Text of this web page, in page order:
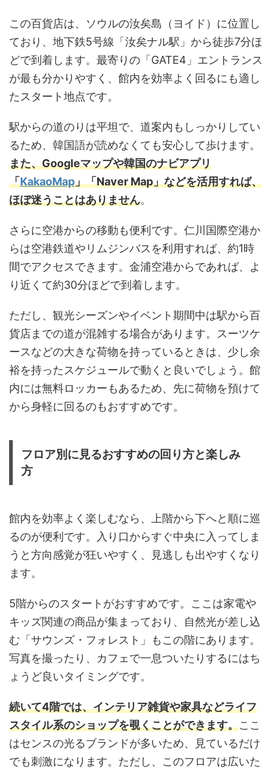
この百貨店は、ソウルの汝矣島（ヨイド）に位置し
ており、地下鉄5号線「汝矣ナル駅」から徒歩7分ほ
どで到着します。最寄りの「GATE4」エントランス
が最も分かりやすく、館内を効率よく回るにも適し
たスタート地点です。
駅からの道のりは平坦で、道案内もしっかりしてい
るため、韓国語が読めなくても安心して歩けます。
また、Googleマップや韓国のナビアプリ
「KakaoMap」「Naver Map」などを活用すれば、
ほぼ迷うことはありません。
さらに空港からの移動も便利です。仁川国際空港か
らは空港鉄道やリムジンバスを利用すれば、約1時
間でアクセスできます。金浦空港からであれば、よ
り近くて約30分ほどで到着します。
ただし、観光シーズンやイベント期間中は駅から百
貨店までの道が混雑する場合があります。スーツケ
ースなどの大きな荷物を持っているときは、少し余
裕を持ったスケジュールで動くと良いでしょう。館
内には無料ロッカーもあるため、先に荷物を預けて
から身軽に回るのもおすすめです。
フロア別に見るおすすめの回り方と楽しみ
方
館内を効率よく楽しむなら、上階から下へと順に巡
るのが便利です。入り口からすぐ中央に入ってしま
うと方向感覚が狂いやすく、見逃しも出やすくなり
ます。
5階からのスタートがおすすめです。ここは家電や
キッズ関連の商品が集まっており、自然光が差し込
む「サウンズ・フォレスト」もこの階にあります。
写真を撮ったり、カフェで一息ついたりするにはち
ょうど良いタイミングです。
続いて4階では、インテリア雑貨や家具などライフ
スタイル系のショップを覗くことができます。ここ
はセンスの光るブランドが多いため、見ているだけ
でも刺激になります。ただし、このフロアは広いた